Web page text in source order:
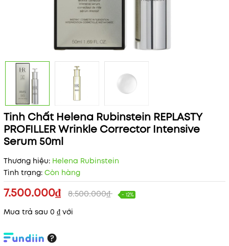
Tinh Chất Helena Rubinstein REPLASTY
PROFILLER Wrinkle Corrector Intensive
Serum 50ml
Thương hiệu: Helena Rubinstein
Tình trạng: Còn hàng
7.500.000₫ 8.500.000₫ - 12%
Mua trả sau 0 ₫ với